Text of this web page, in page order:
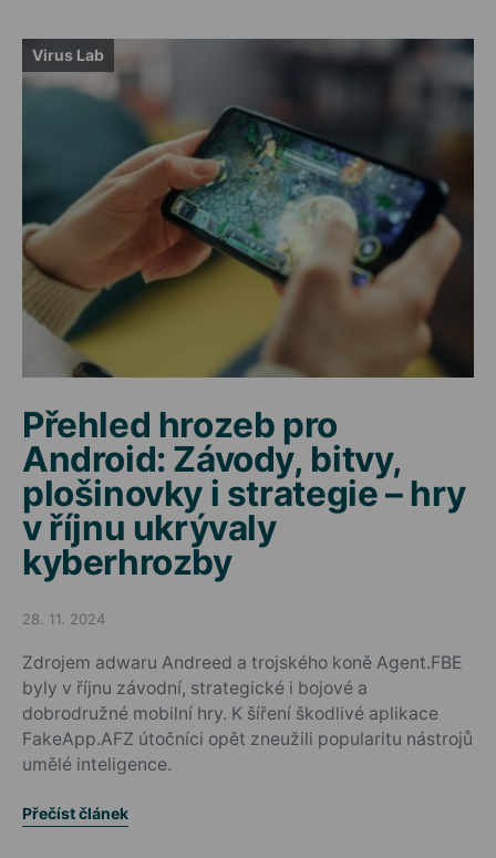
Virus Lab
Přehled hrozeb pro
Android: Závody, bitvy,
plošinovky i strategie – hry
v říjnu ukrývaly
kyberhrozby
Posted on
28. 11. 2024
Zdrojem adwaru Andreed a trojského koně Agent.FBE
byly v říjnu závodní, strategické i bojové a
dobrodružné mobilní hry. K šíření škodlivé aplikace
FakeApp.AFZ útočníci opět zneužili popularitu nástrojů
umělé inteligence.
Přečíst článek